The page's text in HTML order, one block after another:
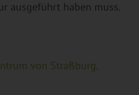
aus­ge­führt haben muss.
von Straßburg,